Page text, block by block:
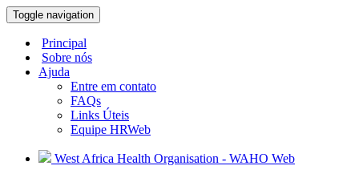
Toggle navigation
Principal
Sobre nós
Ajuda
Entre em contato
FAQs
Links Úteis
Equipe HRWeb
West Africa Health Organisation - WAHO Web